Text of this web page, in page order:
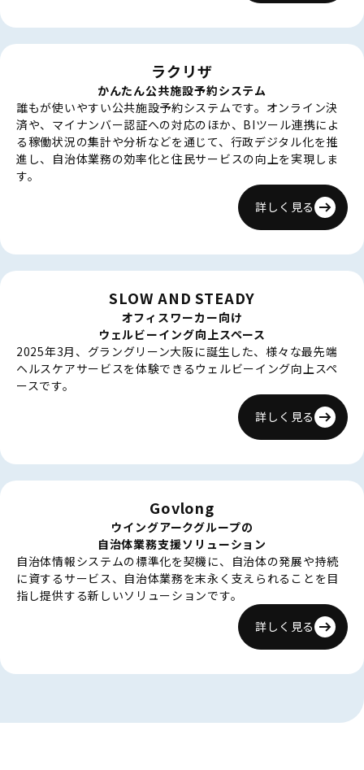
ラクリザ
かんたん公共施設予約システム
誰もが使いやすい公共施設予約システムです。オンライン決
済や、マイナンバー認証への対応のほか、BIツール連携によ
る稼働状況の集計や分析などを通じて、行政デジタル化を推
進し、自治体業務の効率化と住民サービスの向上を実現しま
す。
詳しく見る
SLOW AND STEADY
オフィスワーカー向け
ウェルビーイング向上スペース
2025年3月、グラングリーン大阪に誕生した、様々な最先端
ヘルスケアサービスを体験できるウェルビーイング向上スペ
ースです。
詳しく見る
Govlong
ウイングアークグループの
自治体業務支援ソリューション
自治体情報システムの標準化を契機に、自治体の発展や持続
に資するサービス、自治体業務を末永く支えられることを目
指し提供する新しいソリューションです。
詳しく見る